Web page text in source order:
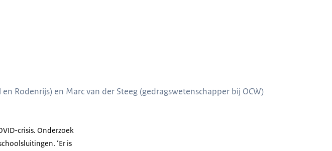
Rodenrijs) en Marc van der Steeg (gedragswetenschapper bij OCW)
crisis. Onderzoek
‘Er is